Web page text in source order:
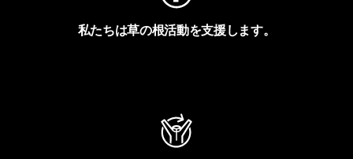
私たちは草の根活動を支援します。